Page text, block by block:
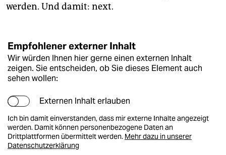
werden. Und damit: next.
Empfohlener externer Inhalt
Wir würden Ihnen hier gerne einen externen Inhalt
zeigen. Sie entscheiden, ob Sie dieses Element auch
sehen wollen:
Externen Inhalt erlauben
Ich bin damit einverstanden, dass mir externe Inhalte angezeigt
werden. Damit können personenbezogene Daten an
Drittplattformen übermittelt werden. Mehr dazu in unserer
Datenschutzerklärung